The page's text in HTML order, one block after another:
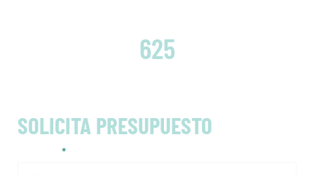
SOLICITA PRESUPUESTO
625